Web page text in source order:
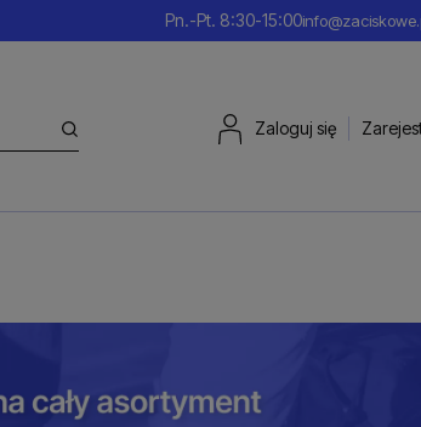
Pn.-Pt. 8:30-15:00
Zaloguj się